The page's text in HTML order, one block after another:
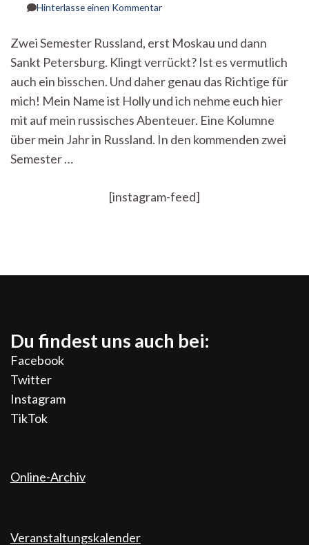
Hinterlasse einen Kommentarzu
Russland,
Volume
Zwei Semester Russland, erst Moskau und dann
Sankt Petersburg. Klingt verrückt? Ist es vermutlich
auch ein bisschen. Und daher genau das Richtige für
mich! Mein Name ist Holly und ich nehme euch hier
mit auf mein russisches Abenteuer. Eine Kolumne
über mein Jahr in Russland. In den kommenden zwei
Semester …
[instagram-feed]
Du findest uns auch bei:
Facebook
Twitter
Instagram
TikTok
Online-Archiv
Veranstaltungskalender